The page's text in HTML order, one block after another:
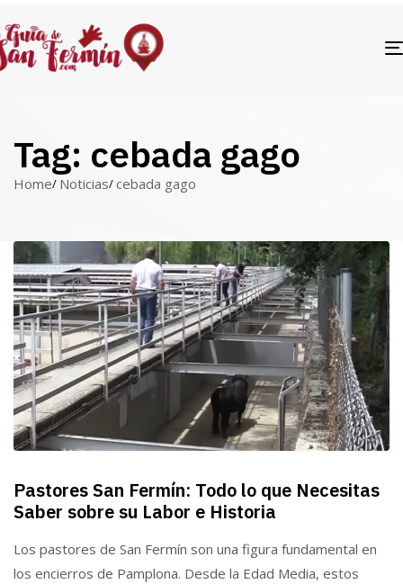
Tag: cebada gago
Home Noticias cebada gago
Pastores San Fermín: Todo lo que Necesitas
Saber sobre su Labor e Historia
Los pastores de San Fermín son una figura fundamental en
los encierros de Pamplona. Desde la Edad Media, estos